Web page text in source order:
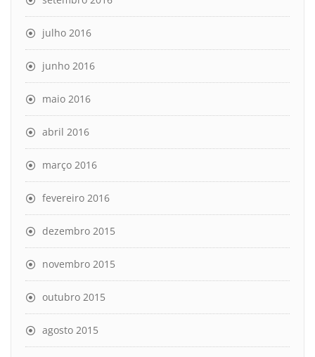
julho 2016
junho 2016
maio 2016
abril 2016
março 2016
fevereiro 2016
dezembro 2015
novembro 2015
outubro 2015
agosto 2015